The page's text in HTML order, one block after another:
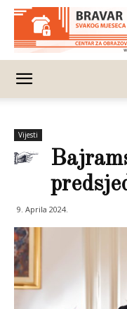
Vijesti
9. Aprila 2024.